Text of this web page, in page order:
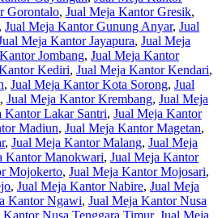
Gorontalo, Jual Meja Kantor Gresik,
, Jual Meja Kantor Gunung Anyar, Jual
Meja Kantor Jayapura, Jual Meja
Jombang, Jual Meja Kantor
Kediri, Jual Meja Kantor Kendari,
, Jual Meja Kantor Kota Sorong, Jual
, Jual Meja Kantor Krembang, Jual Meja
Kantor Lakar Santri, Jual Meja Kantor
Madiun, Jual Meja Kantor Magetan,
, Jual Meja Kantor Malang, Jual Meja
Kantor Manokwari, Jual Meja Kantor
Mojokerto, Jual Meja Kantor Mojosari,
, Jual Meja Kantor Nabire, Jual Meja
Kantor Ngawi, Jual Meja Kantor Nusa
Kantor Nusa Tenggara Timur, Jual Meja